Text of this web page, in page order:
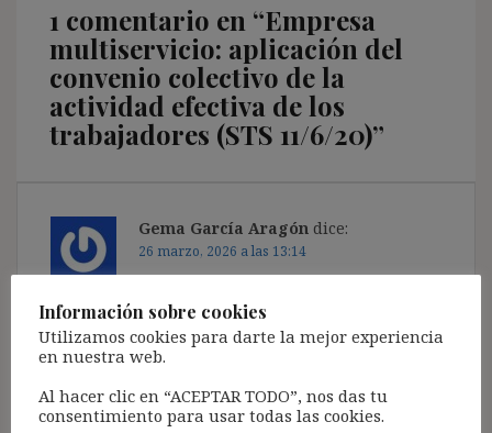
1 comentario en “Empresa
multiservicio: aplicación del
convenio colectivo de la
actividad efectiva de los
trabajadores (STS 11/6/20)”
Gema García Aragón dice:
26 marzo, 2026 a las 13:14
Hola, Ignasi
Me gustaría acceder al contenido siempre tan
interesante que realizas con tus comentarios a
sentencias.
Responder
Información sobre cookies
Utilizamos cookies para darte la mejor experiencia
en nuestra web.
Al hacer clic en “ACEPTAR TODO”, nos das tu
consentimiento para usar todas las cookies.